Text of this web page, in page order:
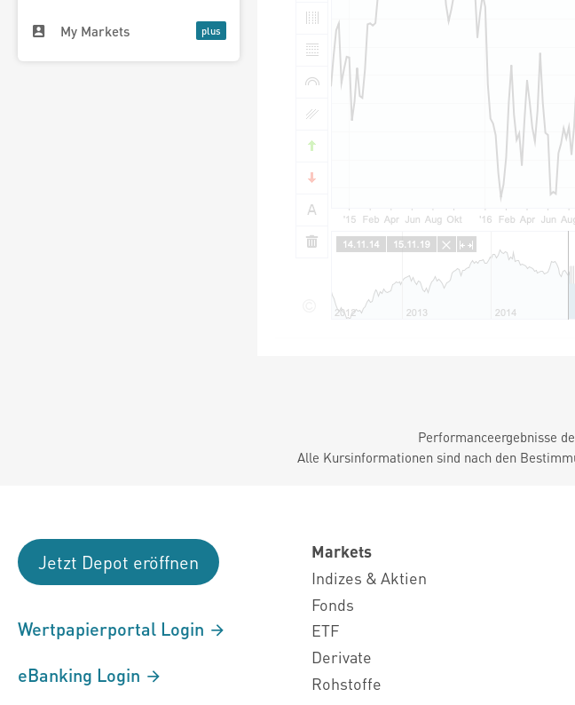
My Markets
Performanceergebnisse
Alle Kursinformationen sind nach den
Jetzt Depot eröffnen
Wertpapierportal Login
eBanking Login
Markets
Indizes & Aktien
Fonds
ETF
Derivate
Rohstoffe